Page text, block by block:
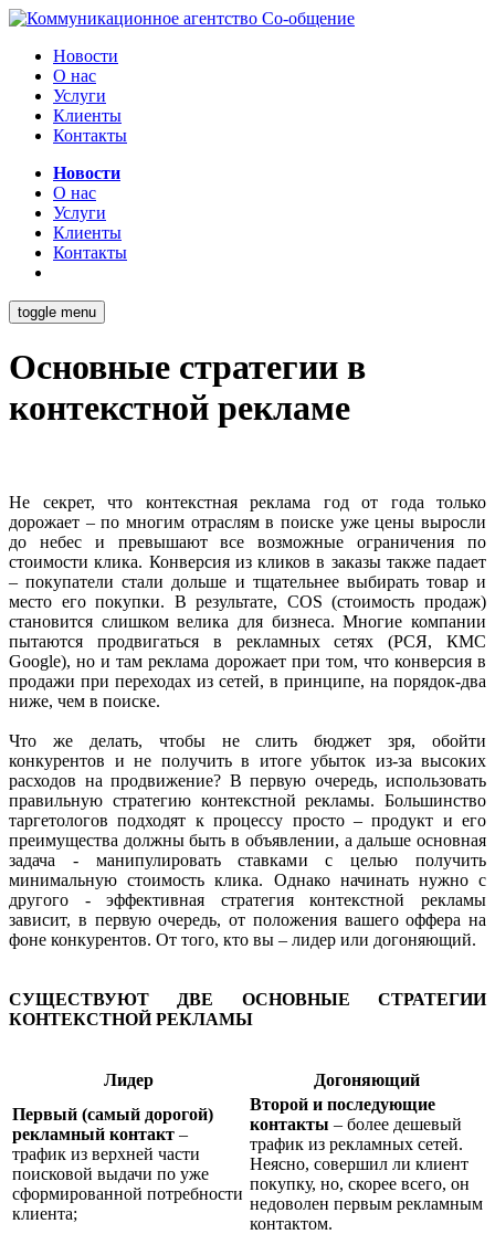
Новости
О нас
Услуги
Клиенты
Контакты
Новости
О нас
Услуги
Клиенты
Контакты
toggle menu
Основные стратегии в
контекстной рекламе
Не секрет, что контекстная реклама год от года только
дорожает – по многим отраслям в поиске уже цены выросли
до небес и превышают все возможные ограничения по
стоимости клика. Конверсия из кликов в заказы также падает
– покупатели стали дольше и тщательнее выбирать товар и
место его покупки. В результате, COS (стоимость продаж)
становится слишком велика для бизнеса. Многие компании
пытаются продвигаться в рекламных сетях (РСЯ, КМС
Google), но и там реклама дорожает при том, что конверсия в
продажи при переходах из сетей, в принципе, на порядок-два
ниже, чем в поиске.
Что же делать, чтобы не слить бюджет зря, обойти
конкурентов и не получить в итоге убыток из-за высоких
расходов на продвижение? В первую очередь, использовать
правильную стратегию контекстной рекламы. Большинство
таргетологов подходят к процессу просто – продукт и его
преимущества должны быть в объявлении, а дальше основная
задача - манипулировать ставками с целью получить
минимальную стоимость клика. Однако начинать нужно с
другого - эффективная стратегия контекстной рекламы
зависит, в первую очередь, от положения вашего оффера на
фоне конкурентов. От того, кто вы – лидер или догоняющий.
СУЩЕСТВУЮТ ДВЕ ОСНОВНЫЕ СТРАТЕГИИ
КОНТЕКСТНОЙ РЕКЛАМЫ
Лидер
Догоняющий
Первый (самый дорогой)
рекламный контакт –
трафик из верхней части
поисковой выдачи по уже
сформированной потребности
клиента;
Второй и последующие
контакты – более дешевый
трафик из рекламных сетей.
Неясно, совершил ли клиент
покупку, но, скорее всего, он
недоволен первым рекламным
контактом.